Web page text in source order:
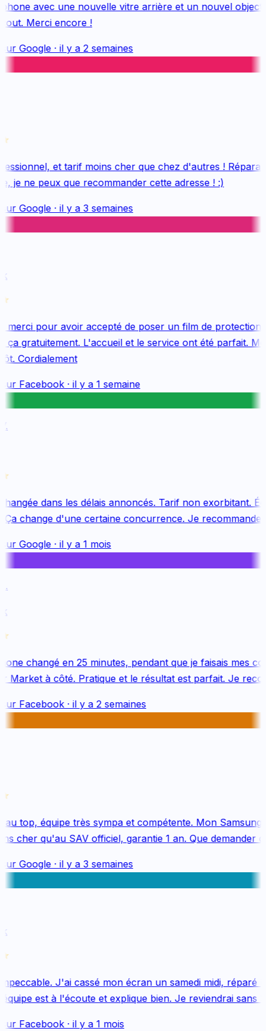
avec une nouvelle vitre arrière et un nouvel objectif,
Merci encore !
Google· il y a 2 semaines
et tarif moins cher que chez d'autres !
je ne peux que recommander cette adresse ! :)
Google· il y a 3 semaines
pour avoir accepté de poser un film de protection
gratuitement. L'accueil et le service ont été parfait.
Cordialement
Facebook· il y a 1 semaine
dans les délais annoncés. Tarif non exorbitant.
change d'une certaine concurrence. Je recommande
Google· il y a 1 mois
changé en 25 minutes, pendant que je faisais mes
à côté. Pratique et le résultat est parfait. Je
Facebook· il y a 2 semaines
top, équipe très sympa et compétente. Mon Samsung
cher qu'au SAV officiel, garantie 1 an. Que demander
Google· il y a 3 semaines
J'ai cassé mon écran un samedi midi, réparé le
est à l'écoute et explique bien. Je reviendrai sans
Facebook· il y a 1 mois